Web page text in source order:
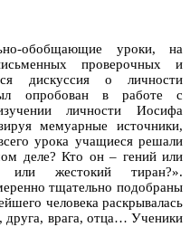
обобщающие уроки, на
проверочных и
дискуссия о личности
опробован в работе с
личности Иосифа
мемуарные источники,
урока учащиеся решали
деле? Кто он – гений или
или жестокий тиран?».
тщательно подобраны
человека раскрывалась
друга, врага, отца… Ученики